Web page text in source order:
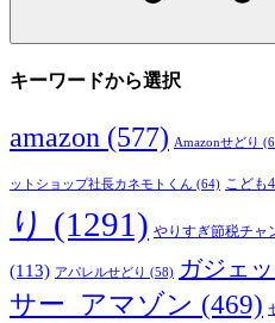
キーワードから選択
amazon (577) Amazonせどり
ットショップ社長カネモトくん (64) こども
り (1291) やりすぎ節税チャ
(113) アパレルせどり (58) ガジェッ
サー_アマゾン (469)